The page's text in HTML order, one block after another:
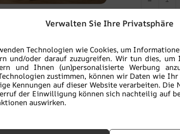
Verwalten Sie Ihre Privatsphäre
Technologien wie Cookies, um
und/oder darauf zuzugreifen. Wir tun dies, um
und Ihnen (un)personalisierte Werbung
zustimmen, können wir Daten wie
Kennungen auf dieser Website verarbeiten.
der Einwilligung können sich nachteilig auf
auswirken.
,KINDER,Kinder
Zu
Sie
sicher: